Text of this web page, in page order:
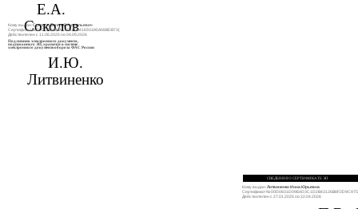
Е.А.
Соколов
Кому выдан:Соколов Евгений Анатольевич
Сертификат №00C50B4B6ACAE1F0A41E933A5A08BDB73(
Действителен с 11.06.2025 по 04.09.2026
Подлинник электронного документа,
подписанного ЭП, хранится в системе
электронного документооборота ФАС России
И.Ю.
Литвиненко
СВЕДЕНИЯ О СЕРТИФИКАТЕ ЭП
Кому выдан:Литвиненко Инна Юрьевна
Сертификат №00D0831D09E4D3C1D2B43126B8F2D9C975
Действителен с 27.01.2025 по 22.04.2026